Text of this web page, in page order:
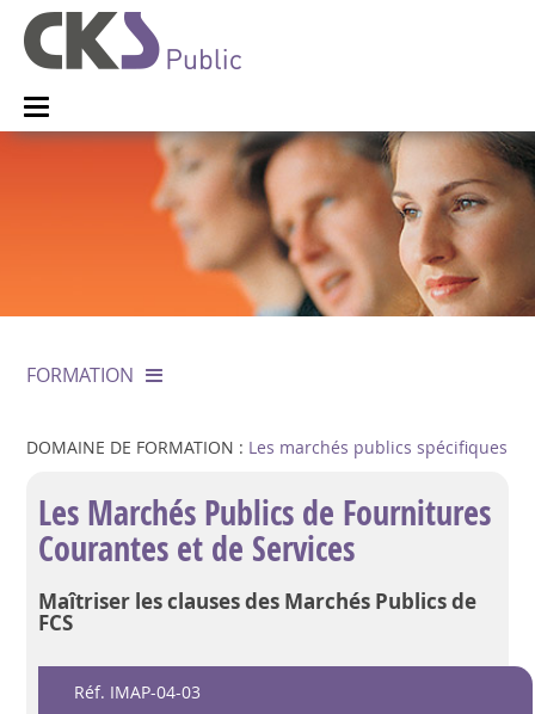
FORMATION
DOMAINE DE FORMATION : Les marchés publics spécifiques
Les Marchés Publics de Fournitures
Courantes et de Services
Maîtriser les clauses des Marchés Publics de
FCS
Réf. IMAP-04-03